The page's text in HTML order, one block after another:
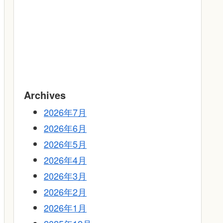
Archives
2026年7月
2026年6月
2026年5月
2026年4月
2026年3月
2026年2月
2026年1月